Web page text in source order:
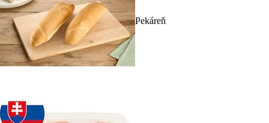
Pekáreň